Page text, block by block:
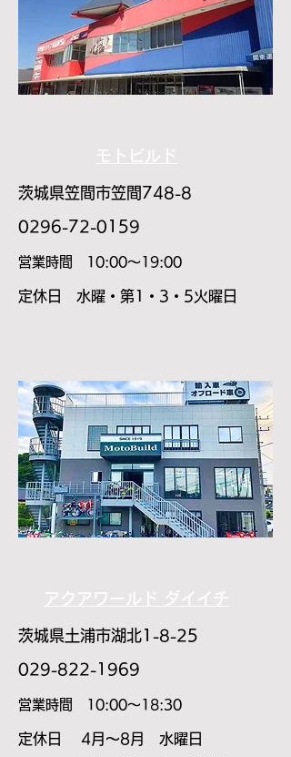
モトビルド
茨城県笠間市笠間748-8
​0296-72-0159
​営業時間 10:00～19:00
​定休日 水曜・第1・3・5火曜日
アクアワールド ダイイチ
茨城県土浦市湖北1-8-25
​029-822-1969
​営業時間 10:00～18:30
​定休日 4月～8月 水曜日